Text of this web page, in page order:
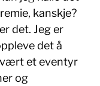
kanskje?
det. Jeg er
det å
vært et eventyr
og